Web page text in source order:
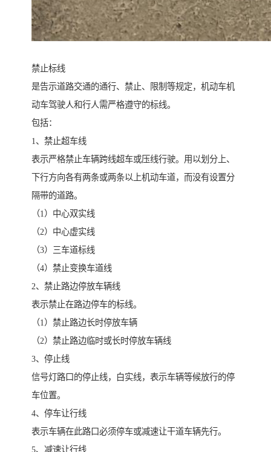
禁止标线
是告示道路交通的通行、禁止、限制等规定，机动车机
动车驾驶人和行人需严格遵守的标线。
包括：
1、禁止超车线
表示严格禁止车辆跨线超车或压线行驶。用以划分上、
下行方向各有两条或两条以上机动车道，而没有设置分
隔带的道路。
（1）中心双实线
（2）中心虚实线
（3）三车道标线
（4）禁止变换车道线
2、禁止路边停放车辆线
表示禁止在路边停车的标线。
（1）禁止路边长时停放车辆
（2）禁止路边临时或长时停放车辆线
3、停止线
信号灯路口的停止线，白实线，表示车辆等候放行的停
车位置。
4、停车让行线
表示车辆在此路口必须停车或减速让干道车辆先行。
5、减速让行线